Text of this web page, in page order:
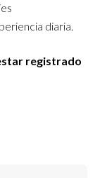
diaria.
registrado